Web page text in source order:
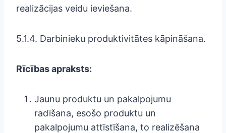
realizācijas veidu ieviešana.
5.1.4. Darbinieku produktivitātes kāpināšana.
Rīcības apraksts:
Jaunu produktu un pakalpojumu
radīšana, esošo produktu un
pakalpojumu attīstīšana, to realizēšana